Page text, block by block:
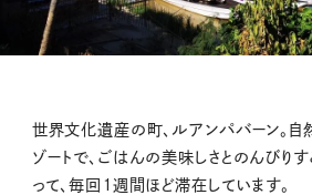
世界文化遺産の町、ルアンパバーン。自
ゾートで、ごはんの美味しさとのんびり
って、毎回１週間ほど滞在しています。